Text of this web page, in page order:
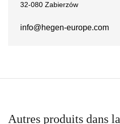
32-080 Zabierzów
info@hegen-europe.com
Autres produits dans